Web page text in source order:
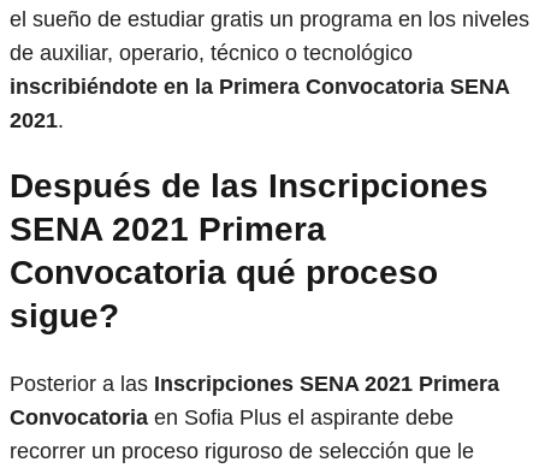
el sueño de estudiar gratis un programa en los niveles
de auxiliar, operario, técnico o tecnológico
inscribiéndote en la Primera Convocatoria SENA
2021.
Después de las Inscripciones
SENA 2021 Primera
Convocatoria qué proceso
sigue?
Posterior a las Inscripciones SENA 2021 Primera
Convocatoria en Sofia Plus el aspirante debe
recorrer un proceso riguroso de selección que le